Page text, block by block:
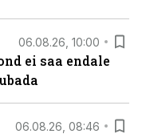
06.08.26, 10:00
ei saa endale
06.08.26, 08:46